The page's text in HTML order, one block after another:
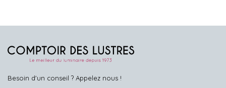
Besoin d'un conseil ? Appelez nous !